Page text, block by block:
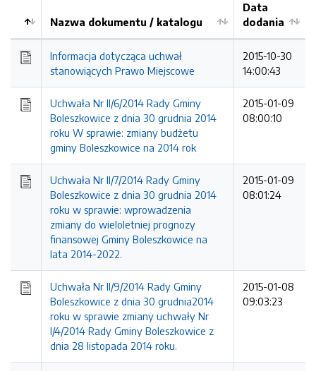
Kolejność
Nazwa dokumentu / katalogu
Data
dodania
Informacja dotycząca uchwał
stanowiących Prawo Miejscowe
2015-10-30
14:00:43
Uchwała Nr II/6/2014 Rady Gminy
Boleszkowice z dnia 30 grudnia 2014
roku W sprawie: zmiany budżetu
gminy Boleszkowice na 2014 rok
2015-01-09
08:00:10
Uchwała Nr II/7/2014 Rady Gminy
Boleszkowice z dnia 30 grudnia 2014
roku w sprawie: wprowadzenia
zmiany do wieloletniej prognozy
finansowej Gminy Boleszkowice na
lata 2014-2022.
2015-01-09
08:01:24
Uchwała Nr II/9/2014 Rady Gminy
Boleszkowice z dnia 30 grudnia2014
roku w sprawie zmiany uchwały Nr
I/4/2014 Rady Gminy Boleszkowice z
dnia 28 listopada 2014 roku.
2015-01-08
09:03:23